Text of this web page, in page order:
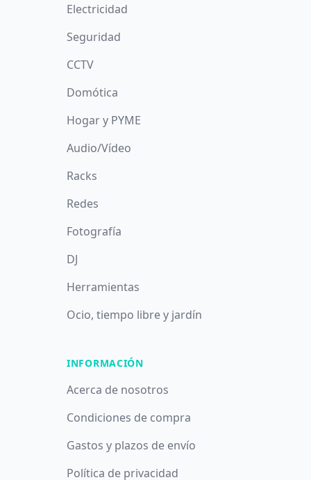
Electricidad
Seguridad
CCTV
Domótica
Hogar y PYME
Audio/Vídeo
Racks
Redes
Fotografía
DJ
Herramientas
Ocio, tiempo libre y jardín
INFORMACIÓN
Acerca de nosotros
Condiciones de compra
Gastos y plazos de envío
Política de privacidad